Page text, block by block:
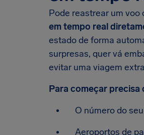
Pode reastrear um voo
em tempo real
estado de forma
surpresas, quer vá
evitar uma viagem
Para começar precisa
O número do
Aeroportos de